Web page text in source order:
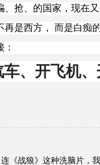
、抢、的国家，现在
再是西方， 而是白痴
、开飞机
《战狼》这种洗脑片，